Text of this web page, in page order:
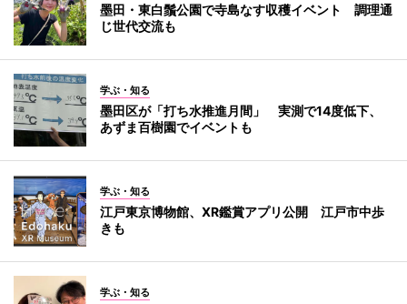
墨田・東白鬚公園で寺島なす収穫イベント 調理通
じ世代交流も
学ぶ・知る
墨田区が「打ち水推進月間」 実測で14度低下、
あずま百樹園でイベントも
学ぶ・知る
江戸東京博物館、XR鑑賞アプリ公開 江戸市中歩
きも
学ぶ・知る